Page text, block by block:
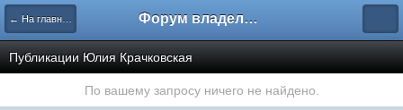
← На главную Форум владельцев интернет-магазинов
Публикации Юлия Крачковская
По вашему запросу ничего не найдено.